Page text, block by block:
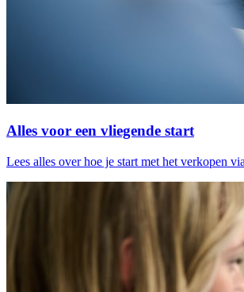
Alles voor een vliegende start
Lees alles over hoe je start met het verkopen